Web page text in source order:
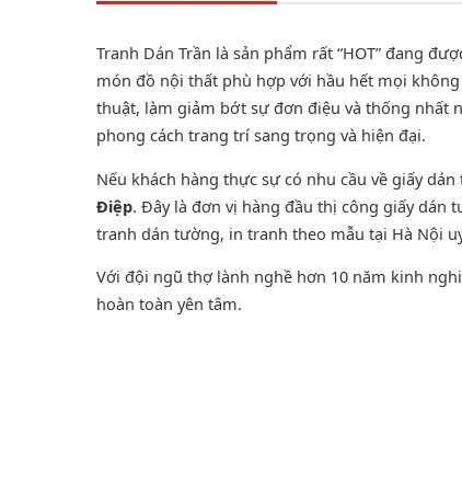
Tranh Dán Trần là sản phẩm rất “HOT” đang
món đồ nội thất phù hợp với hầu hết mọi
thuật, làm giảm bớt sự đơn điệu và thống nhất
phong cách trang trí sang trọng và hiện đại.
Nếu khách hàng thực sự có nhu cầu về giấy
Điệp. Đây là đơn vị hàng đầu thị công giấy dán
tranh dán tường, in tranh theo mẫu tại Hà Nội
Với đội ngũ thợ lành nghề hơn 10 năm kinh
hoàn toàn yên tâm.